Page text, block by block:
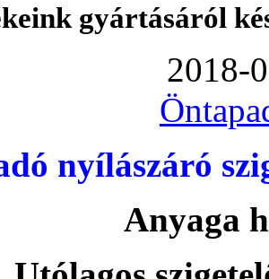
gyártásáról
2018-
nyílászáró
Anyaga